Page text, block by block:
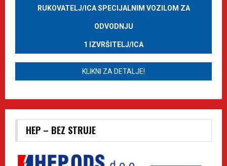
RUKOVATELJ/ICA SPECIJALNIM VOZILOM ZA
ODVODNJU
1 IZVRŠITELJ/ICA
KLIKNI ZA DETALJE!
HEP – BEZ STRUJE